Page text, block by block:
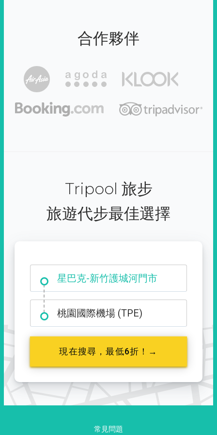
合作夥伴
Tripool 旅步
旅遊代步最佳選擇
星巴克-新竹護城河門市
大霸尖山登山口
桃園國際機場 (TPE)
現在搜尋，最低6折！→
常見問題